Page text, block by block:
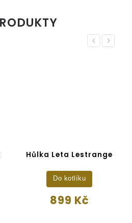
Previous
Hůlka Leta Lestrange
899 Kč
Do kotlíku
Next